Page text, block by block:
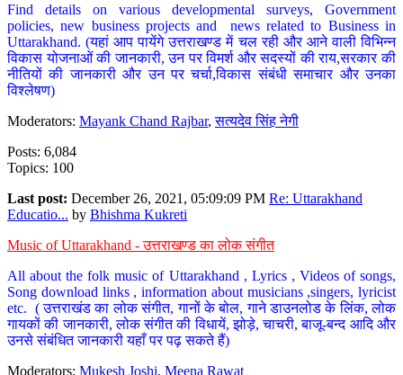
Find details on various developmental surveys, Government
policies, new business projects and news related to Business in
Uttarakhand. (यहां आप पायेंगे उत्तराखण्ड में चल रही और आने वाली विभिन्न
विकास योजनाओं की जानकारी, उन पर विमर्श और सदस्यों की राय,सरकार की
नीतियों की जानकारी और उन पर चर्चा,विकास संबंधी समाचार और उनका
विश्लेषण)
Moderators: Mayank Chand Rajbar,सत्यदेव सिंह नेगी
Posts: 6,084
Topics: 100
Last post: December 26, 2021, 05:09:09 PM Re: Uttarakhand
Educatio... by Bhishma Kukreti
Music of Uttarakhand - उत्तराखण्ड का लोक संगीत
All about the folk music of Uttarakhand , Lyrics , Videos of songs,
Song download links , information about musicians ,singers, lyricist
etc. ( उत्तराखंड का लोक संगीत, गानों के बोल, गाने डाउनलोड के लिंक, लोक
गायकों की जानकारी, लोक संगीत की विधायें, झोड़े, चाचरी, बाजू-बन्द आदि और
उनसे संबंधित जानकारी यहाँ पर पढ़ सकते हैं)
Moderators: Mukesh Joshi, Meena Rawat